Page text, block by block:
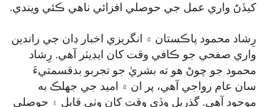
کيڏڻ واري عمل جي حوصلي افزائي ناهي ڪئي ويندي.
رِشاد محمود پاڪستان ۾ انگريزي اخبار ڊان جي راندين
واري صفحي جو ڪافي وقت کان ايڊيٽر آهي. رِشاد
محمود جو چوڻ هو ته بشريٰ جو تجربو بدقسمتيءَ
سان عام رواجي آهي، پر ان ۾ اميد جي جهلڪ به
موجود آهي. گذريل وڏي وقت کان وٺي قابل ۽ حوصلي